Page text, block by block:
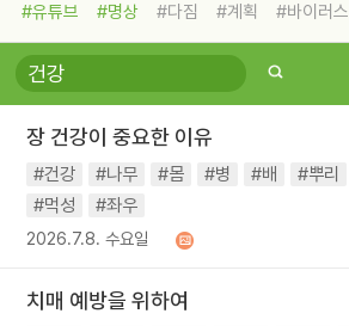
#유튜브 #명상 #다짐 #계획 #바이러스
#비전캠프
#독서캠프 #삶
#희망
#나눔 #친구 #링컨학교
#독서
#건강 #면역력
장 건강이 중요한 이유
#건강 #나무 #몸 #병 #배 #뿌리
#먹성
#좌우
2026.7.8. 수요일
치매 예방을 위하여